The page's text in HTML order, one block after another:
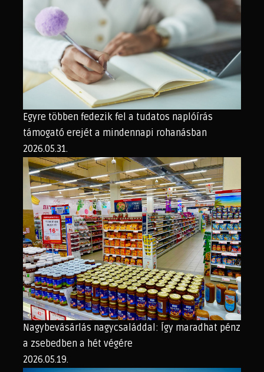
Egyre többen fedezik fel a tudatos naplóírás
támogató erejét a mindennapi rohanásban
2026.05.31.
Nagybevásárlás nagycsaláddal: Így maradhat pénz
a zsebedben a hét végére
2026.05.19.